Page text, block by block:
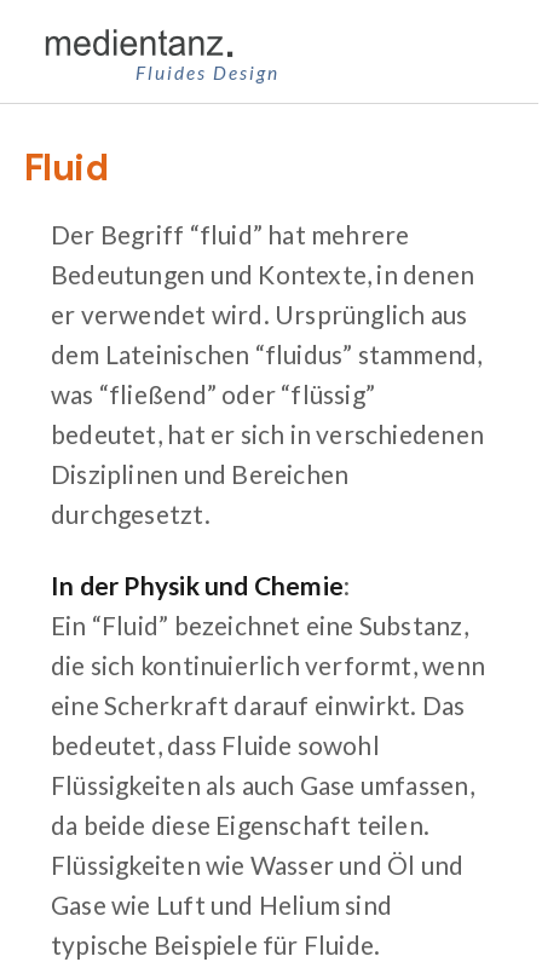
Inhalt
springen
Fluides Design
Fluid
Der Begriff “fluid” hat mehrere
Bedeutungen und Kontexte, in denen
er verwendet wird. Ursprünglich aus
dem Lateinischen “fluidus” stammend,
was “fließend” oder “flüssig”
bedeutet, hat er sich in verschiedenen
Disziplinen und Bereichen
durchgesetzt.
In der Physik und Chemie:
Ein “Fluid” bezeichnet eine Substanz,
die sich kontinuierlich verformt, wenn
eine Scherkraft darauf einwirkt. Das
bedeutet, dass Fluide sowohl
Flüssigkeiten als auch Gase umfassen,
da beide diese Eigenschaft teilen.
Flüssigkeiten wie Wasser und Öl und
Gase wie Luft und Helium sind
typische Beispiele für Fluide.